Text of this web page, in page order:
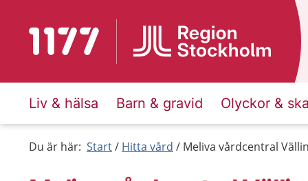
Till startsidan för 1177
Liv & hälsa Barn & gravid Olyckor &
Du är här: Start Hitta vård Meliva vårdcentral